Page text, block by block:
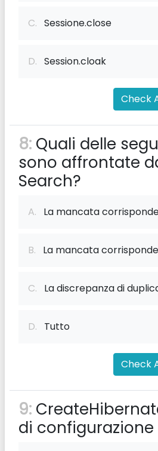
C. Sessione.close
D. Session.cloak
Check
8: Quali delle
sono affrontate
Search?
A. La mancata
B. La mancata
C. La discrepanza di
D. Tutto
Check
9:
di